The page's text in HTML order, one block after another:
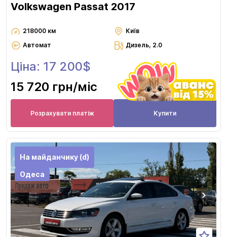
Volkswagen Passat 2017
218000 км
Київ
Автомат
Дизель, 2.0
Ціна: 17 200$
15 720 грн/міс
Розрахувати платіж Купити
На майданчику (d)
Одеса